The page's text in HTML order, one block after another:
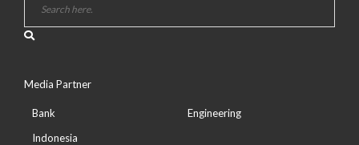
Media Partner
Bank
Indonesia
Engineering